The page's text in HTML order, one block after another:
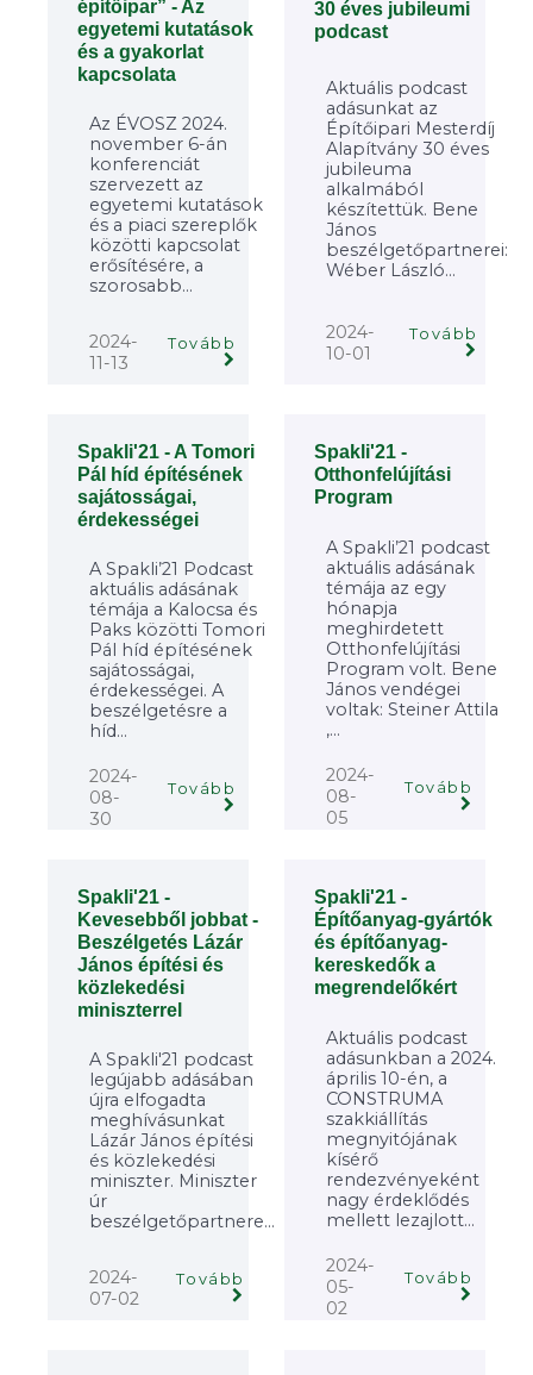
építőipar” - Az
egyetemi kutatások
és a gyakorlat
kapcsolata
Az ÉVOSZ 2024.
november 6-án
konferenciát
szervezett az
egyetemi kutatások
és a piaci szereplők
közötti kapcsolat
erősítésére, a
szorosabb...
2024-
11-13
Tovább
30 éves jubileumi
podcast
Aktuális podcast
adásunkat az
Építőipari Mesterdíj
Alapítvány 30 éves
jubileuma
alkalmából
készítettük. Bene
János
beszélgetőpartnerei:
Wéber László...
2024-
10-01
Tovább
Spakli'21 - A Tomori
Pál híd építésének
sajátosságai,
érdekességei
A Spakli’21 Podcast
aktuális adásának
témája a Kalocsa és
Paks közötti Tomori
Pál híd építésének
sajátosságai,
érdekességei. A
beszélgetésre a
híd...
2024-
08-
30
Tovább
Spakli'21 -
Otthonfelújítási
Program
A Spakli’21 podcast
aktuális adásának
témája az egy
hónapja
meghirdetett
Otthonfelújítási
Program volt. Bene
János vendégei
voltak: Steiner Attila
,...
2024-
08-
05
Tovább
Spakli'21 -
Kevesebből jobbat -
Beszélgetés Lázár
János építési és
közlekedési
miniszterrel
A Spakli'21 podcast
legújabb adásában
újra elfogadta
meghívásunkat
Lázár János építési
és közlekedési
miniszter. Miniszter
úr
beszélgetőpartnere...
2024-
07-02
Tovább
Spakli'21 -
Építőanyag-gyártók
és építőanyag-
kereskedők a
megrendelőkért
Aktuális podcast
adásunkban a 2024.
április 10-én, a
CONSTRUMA
szakkiállítás
megnyitójának
kísérő
rendezvényeként
nagy érdeklődés
mellett lezajlott...
2024-
05-
02
Tovább